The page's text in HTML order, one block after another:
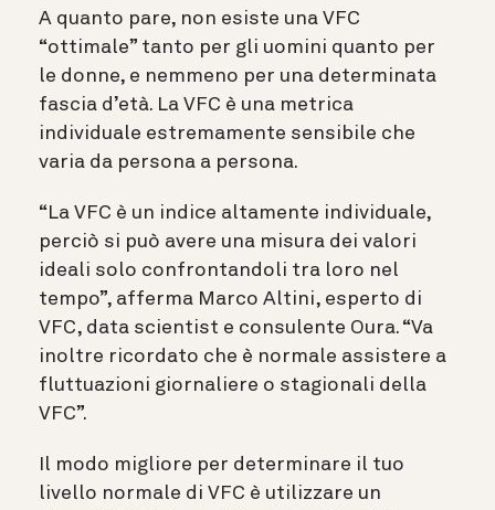
A quanto pare, non esiste una VFC
“ottimale” tanto per gli uomini quanto per
le donne, e nemmeno per una determinata
fascia d’età. La VFC è una metrica
individuale estremamente sensibile che
varia da persona a persona.
“La VFC è un indice altamente individuale,
perciò si può avere una misura dei valori
ideali solo confrontandoli tra loro nel
tempo”, afferma Marco Altini, esperto di
VFC, data scientist e consulente Oura. “Va
inoltre ricordato che è normale assistere a
fluttuazioni giornaliere o stagionali della
VFC”.
Il modo migliore per determinare il tuo
livello normale di VFC è utilizzare un